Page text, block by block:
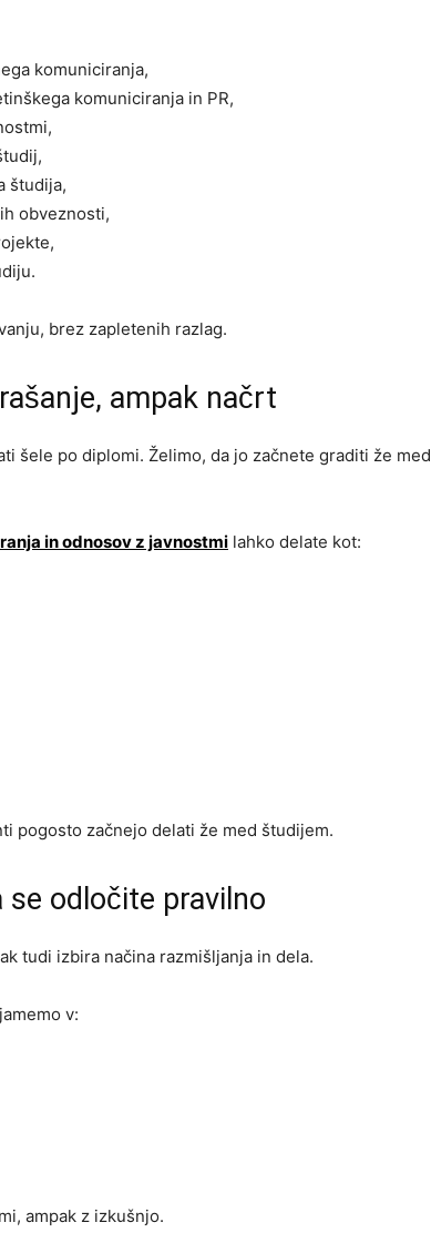
komuniciranja,
komuniciranja in PR,
študija,
obveznosti,
brez zapletenih razlag.
ampak načrt
šele po diplomi. Želimo, da jo začnete graditi že med
in odnosov z javnostmi lahko delate kot:
pogosto začnejo delati že med študijem.
se odločite pravilno
tudi izbira načina razmišljanja in dela.
v:
ampak z izkušnjo.